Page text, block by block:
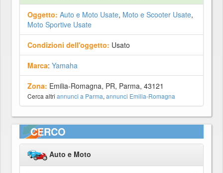
Oggetto: Auto e Moto Usate, Moto e Scooter Usate,
Moto Sportive Usate
Condizioni dell'oggetto: Usato
Marca: Yamaha
Zona: Emilia-Romagna, PR, Parma, 43121
Cerca altri annunci a Parma, annunci Emilia-Romagna
CERCO
Auto e Moto